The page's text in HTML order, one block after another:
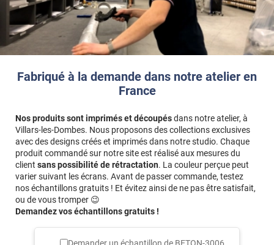
Fabriqué à la demande dans notre atelier en
France
Nos produits sont imprimés et découpésdans notre atelier, à
Villars-les-Dombes. Nous proposons des collections exclusives
avec des designs créés et imprimés dans notre studio. Chaque
produit commandé sur notre site est réalisé aux mesures du
client sans possibilité de rétractation. La couleur perçue peut
varier suivant les écrans. Avant de passer commande, testez
nos échantillons gratuits ! Et évitez ainsi de ne pas être satisfait,
ou de vous tromper 😉
Demandez vos échantillons gratuits !